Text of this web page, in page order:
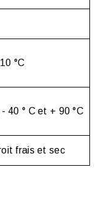
°C
40 ° C et + 90 °C
frais et sec